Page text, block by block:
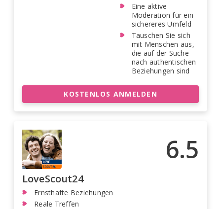
Eine aktive
Moderation für ein
sichereres Umfeld
Tauschen Sie sich
mit Menschen aus,
die auf der Suche
nach authentischen
Beziehungen sind
KOSTENLOS ANMELDEN
6.5
LoveScout24
Ernsthafte Beziehungen
Reale Treffen